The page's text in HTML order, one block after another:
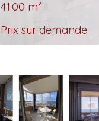
41.00 m²
Prix sur demande